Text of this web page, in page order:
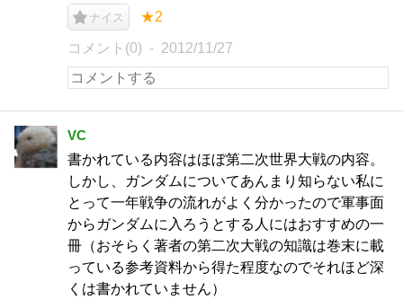
ナイス ★2
コメント(0) 2012/11/27
VC
書かれている内容はほぼ第二次世界大戦の内容。
しかし、ガンダムについてあんまり知らない私に
とって一年戦争の流れがよく分かったので軍事面
からガンダムに入ろうとする人にはおすすめの一
冊（おそらく著者の第二次大戦の知識は巻末に載
っている参考資料から得た程度なのでそれほど深
くは書かれていません）